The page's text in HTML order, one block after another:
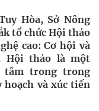
Hòa, Sở Nông
tổ chức Hội thảo
cao: Cơ hội và
Hội thảo là một
tâm trong trong
và xúc tiến